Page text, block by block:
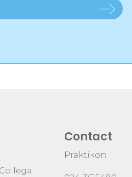
Contact
Praktikon